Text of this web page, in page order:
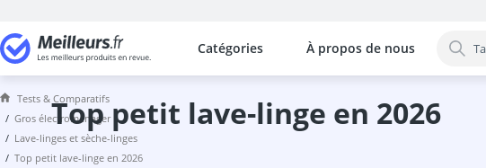
Catégories
Les comparaisons les plus populaires par catégorie
Gros électroménager
Cave à vin
Congélateur 100 litres
À propos de nous
Tests & Comparatifs
gros électroménager
lave-linges et sèche-linges
top petit lave-linge en 2026
top petit lave-linge en 2026